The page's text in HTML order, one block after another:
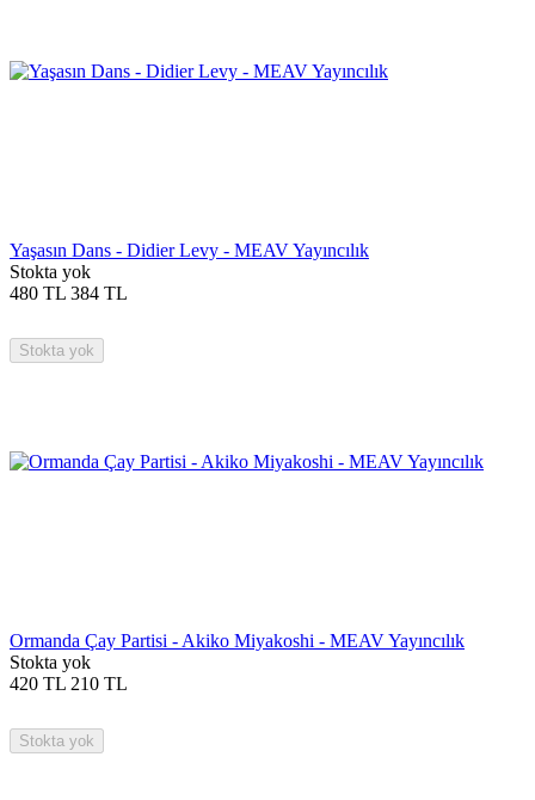
Yaşasın Dans - Didier Levy - MEAV Yayıncılık
Stokta yok
480 TL 384 TL
Stokta yok
Ormanda Çay Partisi - Akiko Miyakoshi - MEAV Yayıncılık
Stokta yok
420 TL 210 TL
Stokta yok